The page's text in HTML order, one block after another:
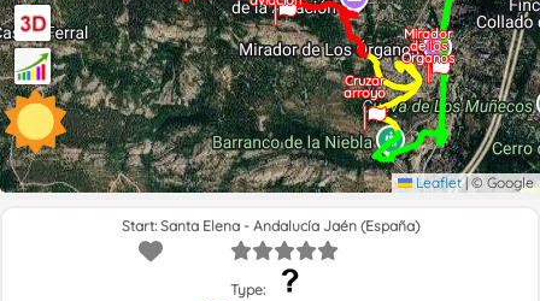
Cruzar
arroyo
Mirador
de los
Órganos
Leaflet |© Google
Start: Santa Elena - Andalucía Jaén (España)
Type: